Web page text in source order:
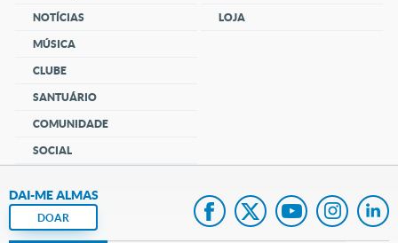
NOTÍCIAS
MÚSICA
CLUBE
SANTUÁRIO
COMUNIDADE
SOCIAL
LOJA
DAI-ME ALMAS
DOAR